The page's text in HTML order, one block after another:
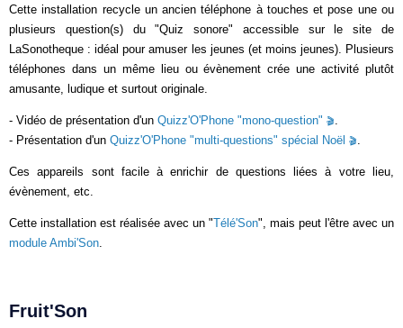
Cette installation recycle un ancien téléphone à touches et pose une ou
plusieurs question(s) du "Quiz sonore" accessible sur le site de
LaSonotheque : idéal pour amuser les jeunes (et moins jeunes). Plusieurs
téléphones dans un même lieu ou évènement crée une activité plutôt
amusante, ludique et surtout originale.
- Vidéo de présentation d'un Quizz'O'Phone "mono-question"
.
- Présentation d'un Quizz'O'Phone "multi-questions" spécial Noël .
Ces appareils sont facile à enrichir de questions liées à votre lieu,
évènement, etc.
Cette installation est réalisée avec un "Télé'Son", mais peut l'être avec un
module Ambi'Son.
Fruit'Son